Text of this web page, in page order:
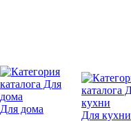
Для дома
Для кухни